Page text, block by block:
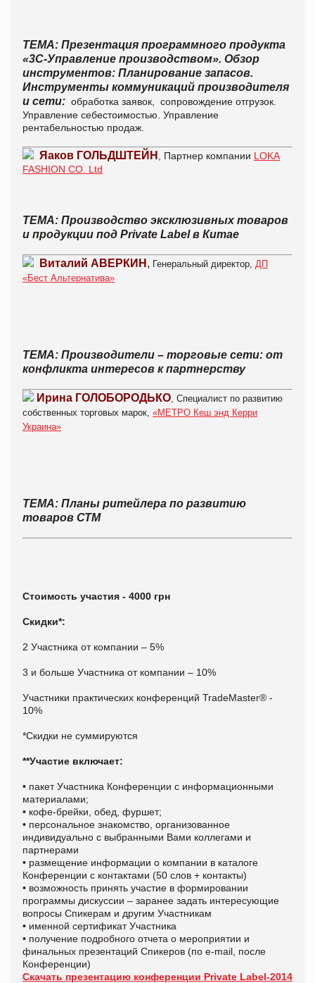
ТЕМА: Презентация программного продукта
«3С-Управление производством». Обзор
инструментов: Планирование запасов.
Инструменты коммуникаций производителя
и сети: обработка заявок, сопровождение отгрузок.
Управление себестоимостью. Управление
рентабельностью продаж.
Яаков ГОЛЬДШТЕЙН , Партнер компании LOKA
FASHION CO. Ltd
ТЕМА: Производство эксклюзивных товаров
и продукции под Private Label в Китае
Виталий АВЕРКИН , Генеральный директор, ДП
«Бест Альтернатива»
ТЕМА: Производители – торговые сети: от
конфликта интересов к партнерству
Ирина ГОЛОБОРОДЬКО , Специалист по развитию
собственных торговых марок, «МЕТРО Кеш энд Керри
Украина»
ТЕМА: Планы ритейлера по развитию
товаров СТМ
Стоимость участия - 4000 грн
Скидки*:
2 Участника от компании – 5%
3 и больше Участника от компании – 10%
Участники практических конференций TradeMaster® -
10%
*Скидки не суммируются
**Участие включает:
• пакет Участника Конференции с информационными
материалами;
• кофе-брейки, обед, фуршет;
• персональное знакомство, организованное
индивидуально с выбранными Вами коллегами и
партнерами
• размещение информации о компании в каталоге
Конференции с контактами (50 слов + контакты)
• возможность принять участие в формировании
программы дискуссии – заранее задать интересующие
вопросы Спикерам и другим Участникам
• именной сертификат Участника
• получение подробного отчета о мероприятии и
финальных презентаций Спикеров (по e-mail, после
Конференции)
Скачать презентацию конференции Private Label-2014